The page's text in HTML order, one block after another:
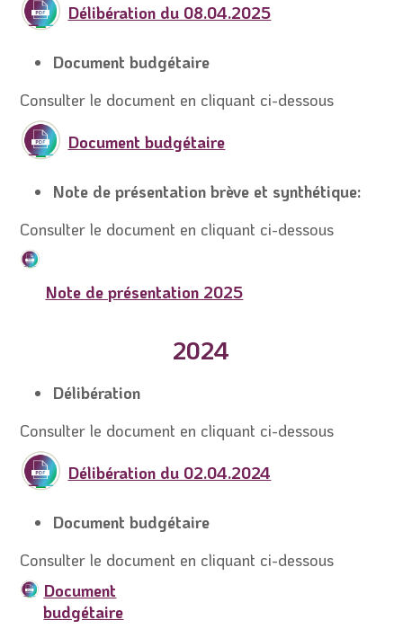
Délibération du 08.04.2025
Document budgétaire
Consulter le document en cliquant ci-dessous
Document budgétaire
Note de présentation brève et synthétique:
Consulter le document en cliquant ci-dessous
Note de présentation 2025
2024
Délibération
Consulter le document en cliquant ci-dessous
Délibération du 02.04.2024
Document budgétaire
Consulter le document en cliquant ci-dessous
Document
budgétaire